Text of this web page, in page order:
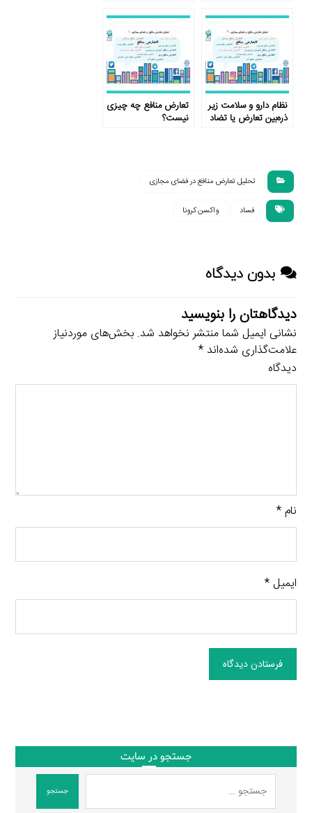
نظام دارو و سلامت زیر
ذره‌بین تعارض یا تضاد
تعارض منافع چه چیزی
نیست؟
تحلیل تعارض منافع در فضای مجازی
فساد واکسن کرونا
بدون دیدگاه
دیدگاهتان را بنویسید
نشانی ایمیل شما منتشر نخواهد شد. بخش‌های موردنیاز
علامت‌گذاری شده‌اند*
دیدگاه
نام*
ایمیل*
فرستادن دیدگاه
جستجو در سایت
جستجو